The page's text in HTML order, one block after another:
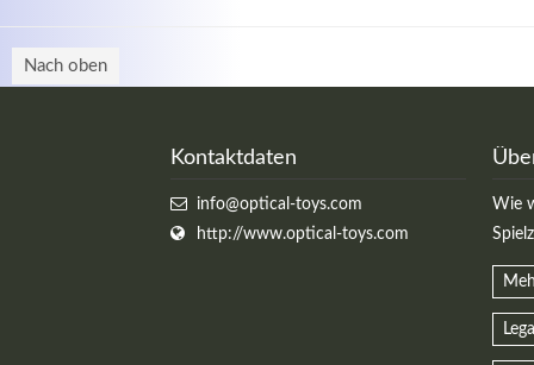
Nach oben
Kontaktdaten
info@optical-toys.com
http://www.optical-toys.com
Wie